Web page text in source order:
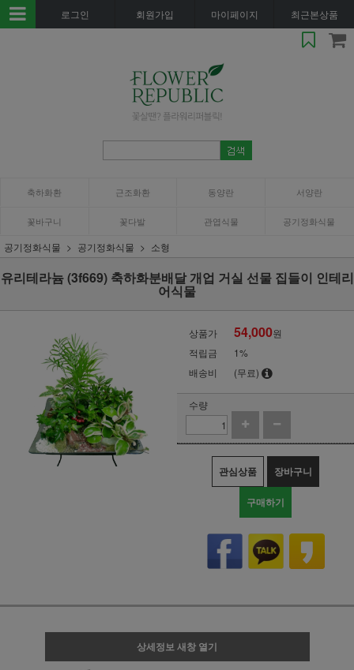
로그인 회원가입 마이페이지 최근본상품
축하화환 근조화환 동양란 서양란
꽃바구니 꽃다발 관엽식물 공기정화식물
공기정화식물 공기정화식물 소형
유리테라늄 (3f669) 축하화분배달 개업 거실 선물 집들이 인테리
어식물
상품가 54,000원
적립금
1%
배송비
(무료)
수량
관심상품 장바구니
구매하기
상세정보 새창 열기